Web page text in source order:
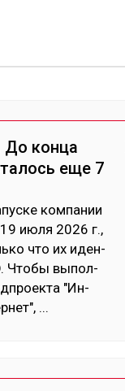
До конца
еще 7
ком­па­нии
июля 2026 г.,
что их иден­
Что­бы вы­пол­
"Ин­
...